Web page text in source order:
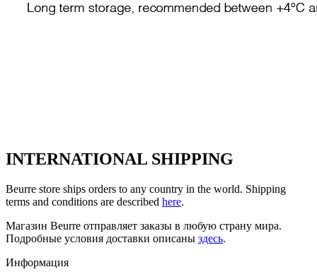
INTERNATIONAL SHIPPING
Beurre store ships orders to any country in the world. Shipping
terms and conditions are described here.
Магазин Beurre отправляет заказы в любую страну мира.
Подробные условия доставки описаны здесь.
Информация